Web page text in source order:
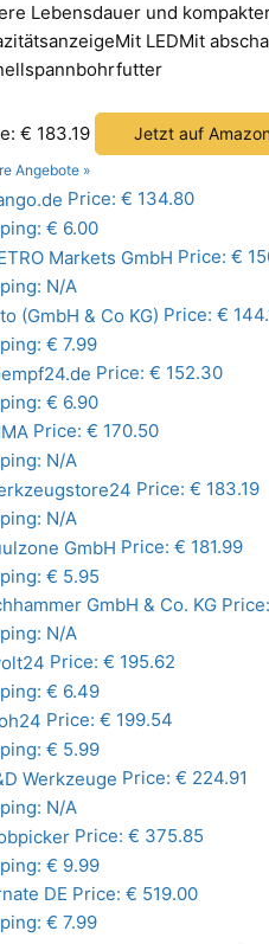
Lebensdauer und
LEDMit
€ 183.19 Jetzt auf
Angebote »
Price: € 134.80
€ 6.00
Price: €
N/A
Price: €
€ 7.99
Price: € 152.30
€ 6.90
Price: € 170.50
N/A
Price: € 183.19
N/A
Price: € 181.99
€ 5.95
N/A
Price: € 195.62
€ 6.49
Price: € 199.54
€ 5.99
Price: € 224.91
N/A
Price: € 375.85
€ 9.99
DE Price: € 519.00
€ 7.99